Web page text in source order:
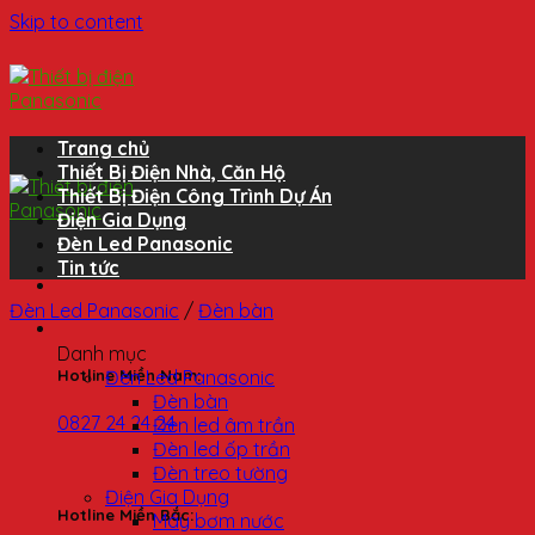
Skip to content
Hotline Miền Nam:
0827 24 24 24
Hotline Miền Bắc:
Trang chủ
Thiết Bị Điện Nhà, Căn Hộ
Thiết Bị Điện Công Trình Dự Án
Điện Gia Dụng
Đèn Led Panasonic
Tin tức
Đèn Led Panasonic / Đèn bàn
Danh mục
Đèn Led Panasonic
Đèn bàn
Đèn led âm trần
Đèn led ốp trần
Đèn treo tường
Điện Gia Dụng
Máy bơm nước